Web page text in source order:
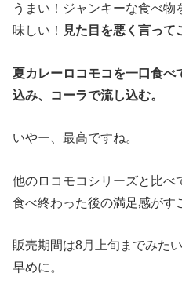
うまい！ジャンキーな食べ
味しい！ 見た目を悪く言って
夏カレーロコモコを一口食べ
込み、コーラで流し込む。
いやー、最高ですね。
他のロコモコシリーズと比べ
食べ終わった後の満足感がす
販売期間は8月上旬までみた
早めに。